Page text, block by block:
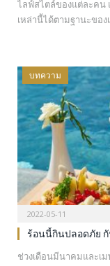
ไลฟ์สไตล์ของแต่ละคน
เหล่านี้ได้ตามฐานะของ
บทความ
2022-05-11
ร้อนนี้กินปลอดภัย
ช่วงเดือนมีนาคมและเ